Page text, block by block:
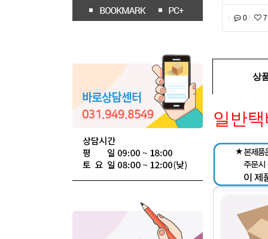
0 7
상
일반